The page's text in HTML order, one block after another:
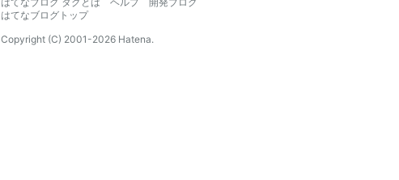
はてなブログトップ
Copyright (C) 2001-2026 Hatena.